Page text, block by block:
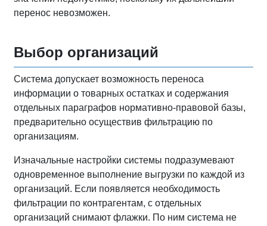
перенос невозможен.
Выбор организаций
Система допускает возможность переноса
информации о товарных остатках и содержания
отдельных параграфов нормативно-правовой базы,
предварительно осуществив фильтрацию по
организациям.
Изначальные настройки системы подразумевают
одновременное выполнение выгрузки по каждой из
организаций. Если появляется необходимость
фильтрации по контрагентам, с отдельных
организаций снимают флажки. По ним система не